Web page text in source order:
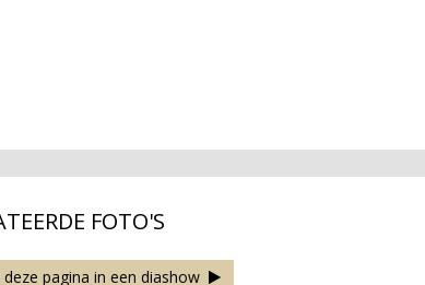
FOTO'S
pagina in een diashow